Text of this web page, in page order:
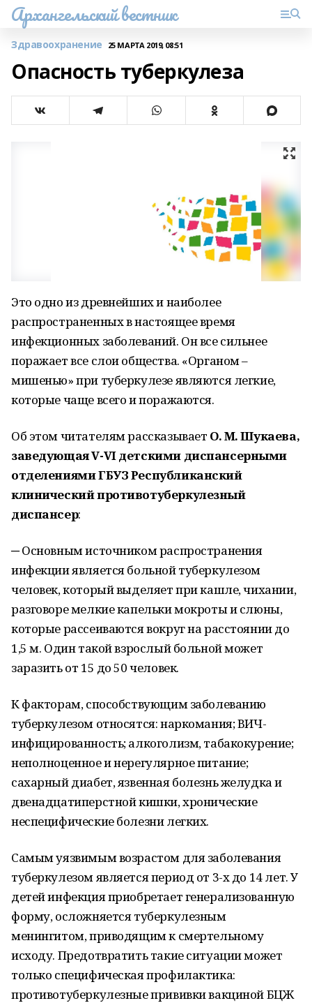
Архангельский вестник
Здравоохранение 25 МАРТА 2019, 08:51
Опасность туберкулеза
Это одно из древнейших и наиболее
распространенных в настоящее время
инфекционных заболеваний. Он все сильнее
поражает все слои общества. «Органом –
мишенью» при туберкулезе являются легкие,
которые чаще всего и поражаются.
Об этом читателям рассказывает О. М. Шукаева,
заведующая V-VI детскими диспансерными
отделениями ГБУЗ Республиканский
клинический противотуберкулезный
диспансер:
─ Основным источником распространения
инфекции является больной туберкулезом
человек, который выделяет при кашле, чихании,
разговоре мелкие капельки мокроты и слюны,
которые рассеиваются вокруг на расстоянии до
1,5 м. Один такой взрослый больной может
заразить от 15 до 50 человек.
К факторам, способствующим заболеванию
туберкулезом относятся: наркомания; ВИЧ-
инфицированность; алкоголизм, табакокурение;
неполноценное и нерегулярное питание;
сахарный диабет, язвенная болезнь желудка и
двенадцатиперстной кишки, хронические
неспецифические болезни легких.
Самым уязвимым возрастом для заболевания
туберкулезом является период от 3-х до 14 лет. У
детей инфекция приобретает генерализованную
форму, осложняется туберкулезным
менингитом, приводящим к смертельному
исходу. Предотвратить такие ситуации может
только специфическая профилактика:
противотуберкулезные прививки вакциной БЦЖ